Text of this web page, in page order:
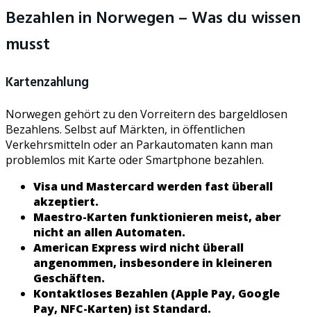
Bezahlen in Norwegen – Was du wissen
musst
Kartenzahlung
Norwegen gehört zu den Vorreitern des bargeldlosen
Bezahlens. Selbst auf Märkten, in öffentlichen
Verkehrsmitteln oder an Parkautomaten kann man
problemlos mit Karte oder Smartphone bezahlen.
Visa und Mastercard werden fast überall
akzeptiert.
Maestro-Karten funktionieren meist, aber
nicht an allen Automaten.
American Express wird nicht überall
angenommen, insbesondere in kleineren
Geschäften.
Kontaktloses Bezahlen (Apple Pay, Google
Pay, NFC-Karten) ist Standard.